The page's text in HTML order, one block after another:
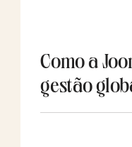
Como a
gestão